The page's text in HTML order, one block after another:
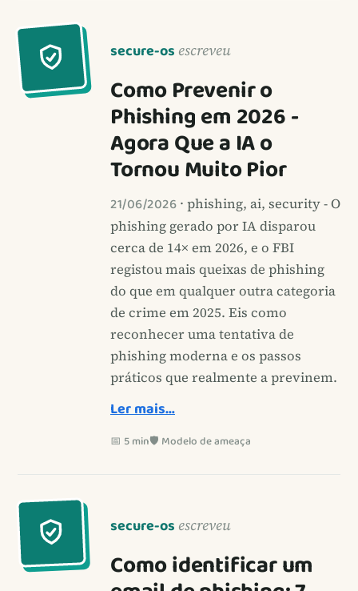
secure-os escreveu
Como Prevenir o
Phishing em 2026 -
Agora Que a IA o
Tornou Muito Pior
21/06/2026 · phishing, ai, security - O
phishing gerado por IA disparou
cerca de 14× em 2026, e o FBI
registou mais queixas de phishing
do que em qualquer outra categoria
de crime em 2025. Eis como
reconhecer uma tentativa de
phishing moderna e os passos
práticos que realmente a previnem.
Ler mais…
📅 5 min🛡️ Modelo de ameaça
secure-os escreveu
Como identificar um